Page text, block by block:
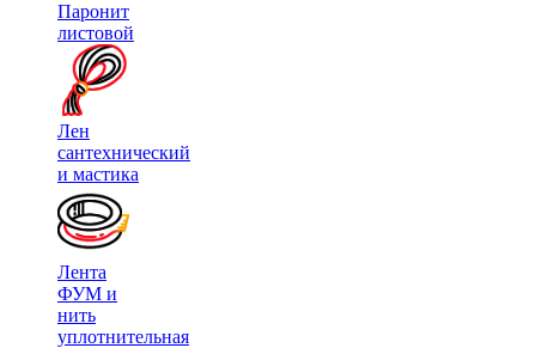
Паронит
листовой
Лен
сантехнический
и мастика
Лента
ФУМ и
нить
уплотнительная